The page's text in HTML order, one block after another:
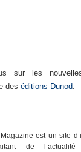
sur les nouvelles
des éditions Dunod.
est un site
de